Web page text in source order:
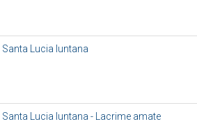
Santa Lucia luntana
Santa Lucia luntana - Lacrime amate